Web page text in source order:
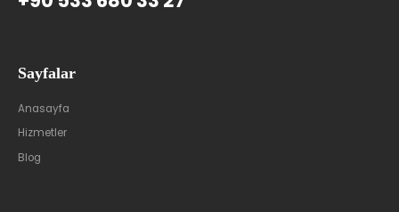
Sayfalar
Anasayfa
Hizmetler
Blog